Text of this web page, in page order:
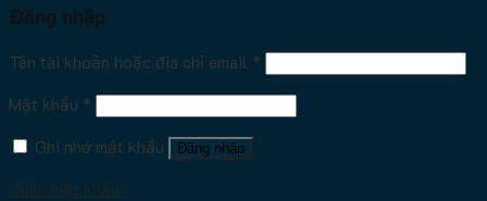
Đăng nhập
Tên tài khoản hoặc địa chỉ email *
Mật khẩu *
Ghi nhớ mật khẩu
Đăng nhập
Quên mật khẩu?